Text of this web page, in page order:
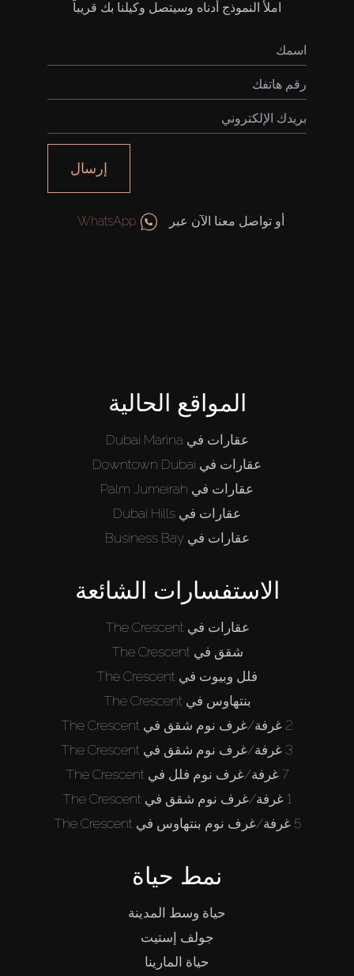
شراء
إيجار
املأ النموذج أدناه وسيتصل وكيلنا بك قريباً
إرسال
أو تواصل معنا الآن عبر WhatsApp
المواقع الحالية
عقارات في Dubai Marina
عقارات في Downtown Dubai
عقارات في Palm Jumeirah
عقارات في Dubai Hills
عقارات في Business Bay
الاستفسارات الشائعة
عقارات في The Crescent
شقق في The Crescent
فلل وبيوت في The Crescent
بنتهاوس في The Crescent
2 غرفة/غرف نوم شقق في The Crescent
3 غرفة/غرف نوم شقق في The Crescent
7 غرفة/غرف نوم فلل في The Crescent
1 غرفة/غرف نوم شقق في The Crescent
5 غرفة/غرف نوم بنتهاوس في The Crescent
نمط حياة
حياة وسط المدينة
جولف إستيت
حياة المارينا